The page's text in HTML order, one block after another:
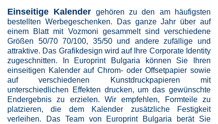
Einseitige Kalender gehören zu den am häufigsten
bestellten Werbegeschenken. Das ganze Jahr über auf
einem Blatt mit Vozmoni gesammelt sind verschiedene
Größen 50/70 70/100, 35/50 und andere zufällige und
attraktive. Das Grafikdesign wird auf Ihre Corporate Identity
zugeschnitten. In Europrint Bulgaria können Sie Ihren
einseitigen Kalender auf Chrom- oder Offsetpapier sowie
auf verschiedenen Kunstdruckpapieren mit
unterschiedlichen Effekten drucken, um das gewünschte
Endergebnis zu erzielen. Wir empfehlen, Formteile zu
platzieren, die dem Kalender zusätzliche Festigkeit
verleihen. Das Team von Europrint Bulgaria berät Sie